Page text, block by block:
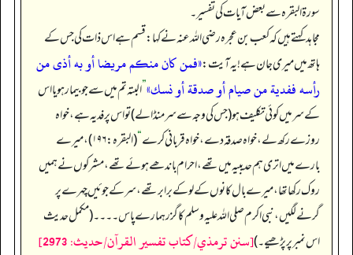
سورۃ البقرہ سے بعض آیات کی تفسیر۔
مجاہد کہتے ہیں کہ کعب بن عجرہ رضی الله عنہ نے کہا: قسم ہے اس ذات کی جس کے
ہاتھ میں میری جان ہے! یہ آیت:«فمن كان منكم مريضا أو به أذى من
رأسه ففدية من صيام أو صدقة أو نسك»”البتہ تم میں سے جو بیمار ہو یا اس
کے سر میں کوئی تکلیف ہو (جس کی وجہ سے سر منڈا لے) تو اس پر فدیہ ہے، خواہ
روزے رکھ لے، خواہ صدقہ دے، خواہ قربانی کرے“
(البقرہ: ۱۹۶)، میرے
بارے میں اتری ہم حدیبیہ میں تھے، احرام باندھے ہوئے تھے، مشرکوں نے ہمیں
روک رکھا تھا، میرے بال کانوں کے لو کے برابر تھے، سر کے جوئیں چہرے پر
گرنے لگیں، نبی اکرم صلی اللہ علیہ وسلم کا گزر ہمارے پاس ۔۔۔۔ (مکمل حدیث
اس نمبر پر پڑھیے۔)[سنن ترمذي/كتاب تفسير القرآن/حدیث: 2973]